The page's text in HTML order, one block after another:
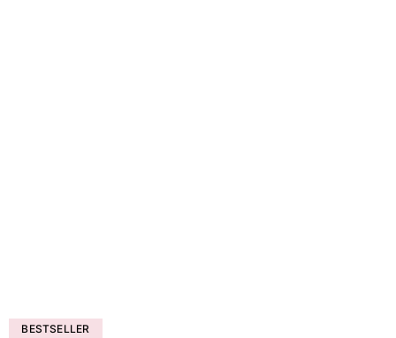
BESTSELLER